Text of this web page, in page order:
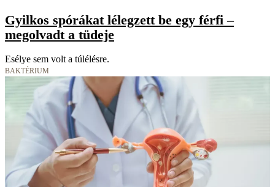
Gyilkos spórákat lélegzett be egy férfi –
megolvadt a tüdeje
Esélye sem volt a túlélésre.
BAKTÉRIUM